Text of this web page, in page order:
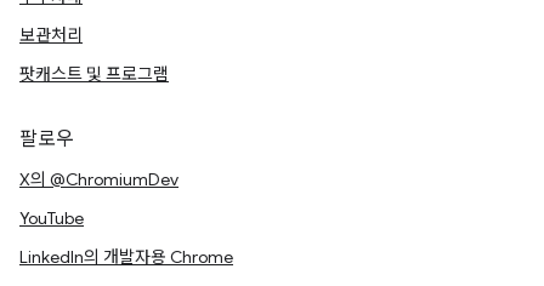
보관처리
팟캐스트 및 프로그램
팔로우
X의 @ChromiumDev
YouTube
LinkedIn의 개발자용 Chrome